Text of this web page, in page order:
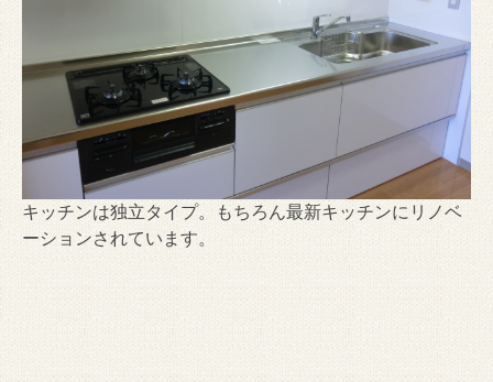
キッチンは独立タイプ。もちろん最新キッチンにリノベ
ーションされています。